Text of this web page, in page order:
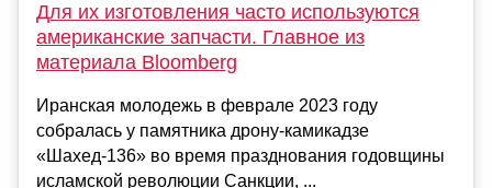
Для их изготовления часто используются
американские запчасти. Главное из
материала Bloomberg
Иранская молодежь в феврале 2023 году
собралась у памятника дрону-камикадзе
«Шахед-136» во время празднования годовщины
исламской революции Санкции, ...